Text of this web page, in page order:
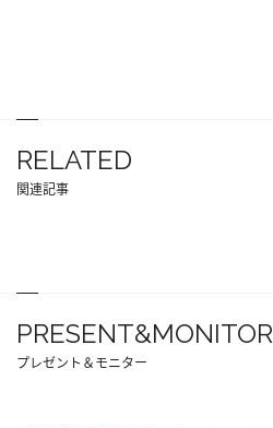
RELATED
関連記事
PRESENT&MONITOR
プレゼント＆モニター